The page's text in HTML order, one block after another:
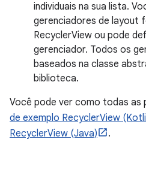
individuais na sua lista.
gerenciadores de layout
RecyclerView ou pode
gerenciador. Todos os
baseados na classe
biblioteca.
Você pode ver como todas as
de exemplo RecyclerView
RecyclerView (Java)
.